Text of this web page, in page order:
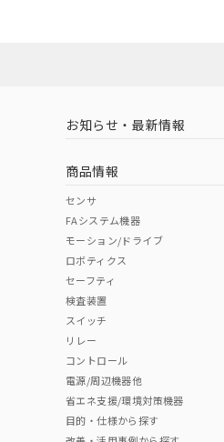
中国 RoHS 注意事項・凡例
中国 RoHS表
Pb Hg
"対応済み"や非含有の記載
非含有品が必要な際は、弊
（イギリス
（ノルウェ
お知らせ・最新情報
商品情報
センサ
FAシステム機器
モーション/ドライブ
ロボティクス
セーフティ
検査装置
スイッチ
リレー
コントロール
電源/周辺機器他
省エネ支援/環境対策機器
目的・仕様から探す